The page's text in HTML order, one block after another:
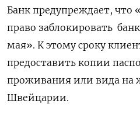
Банк предупреждает, что
право заблокировать
мая». К этому сроку
предоставить копии
проживания или вида на
Швейцарии.